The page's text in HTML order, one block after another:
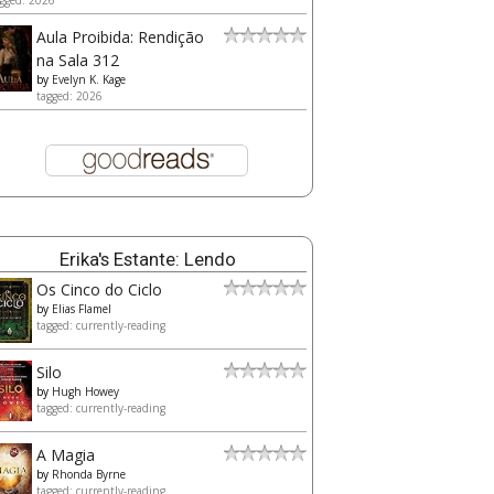
Aula Proibida: Rendição
na Sala 312
by Evelyn K. Kage
tagged: 2026
Erika's Estante: Lendo
Os Cinco do Ciclo
by Elias Flamel
tagged: currently-reading
Silo
by Hugh Howey
tagged: currently-reading
A Magia
by Rhonda Byrne
tagged: currently-reading